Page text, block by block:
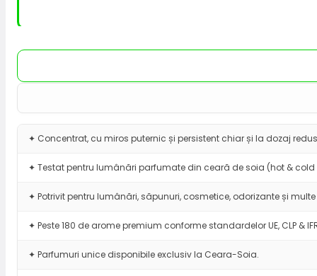
✦ Concentrat, cu miros puternic și persistent chiar și la dozaj
✦ Testat pentru lumânări parfumate din ceară de soia (hot & cold
✦ Potrivit pentru lumânări, săpunuri, cosmetice, odorizante și
✦ Peste 180 de arome premium conforme standardelor UE, CLP &
✦ Parfumuri unice disponibile exclusiv la Ceara-Soia.